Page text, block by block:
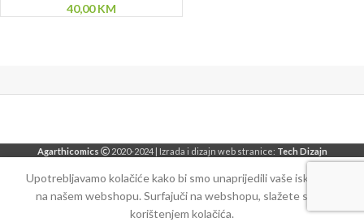
40,00KM
Agarthicomics 2020-2024 | Izrada i dizajn web stranice: Tech Dizajn
Upotrebljavamo kolačiće kako bi smo unaprijedili vaše iskustvo
na našem webshopu. Surfajuči na webshopu, slažete se sa
korištenjem kolačića.